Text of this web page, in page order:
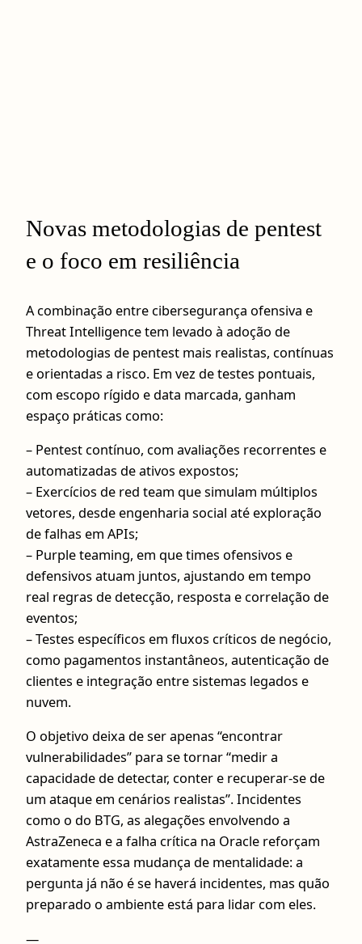
Novas metodologias de pentest
e o foco em resiliência
A combinação entre cibersegurança ofensiva e
Threat Intelligence tem levado à adoção de
metodologias de pentest mais realistas, contínuas
e orientadas a risco. Em vez de testes pontuais,
com escopo rígido e data marcada, ganham
espaço práticas como:
– Pentest contínuo, com avaliações recorrentes e
automatizadas de ativos expostos;
– Exercícios de red team que simulam múltiplos
vetores, desde engenharia social até exploração
de falhas em APIs;
– Purple teaming, em que times ofensivos e
defensivos atuam juntos, ajustando em tempo
real regras de detecção, resposta e correlação de
eventos;
– Testes específicos em fluxos críticos de negócio,
como pagamentos instantâneos, autenticação de
clientes e integração entre sistemas legados e
nuvem.
O objetivo deixa de ser apenas “encontrar
vulnerabilidades” para se tornar “medir a
capacidade de detectar, conter e recuperar-se de
um ataque em cenários realistas”. Incidentes
como o do BTG, as alegações envolvendo a
AstraZeneca e a falha crítica na Oracle reforçam
exatamente essa mudança de mentalidade: a
pergunta já não é se haverá incidentes, mas quão
preparado o ambiente está para lidar com eles.
—